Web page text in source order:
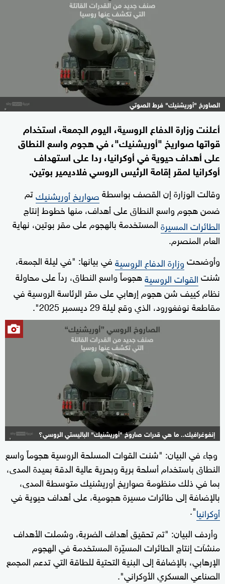
الصاورخ "أوريشنيك" فرط الصوتي
أعلنت وزارة الدفاع الروسية، اليوم الجمعة، استخدام
قواتها صواريخ "أوريشنيك"، في هجوم واسع النطاق
على أهداف حيوية في أوكرانيا، ردا على استهداف
أوكرانيا لمقر إقامة الرئيس الروسي فلاديمير بوتين.
وقالت الوزارة إن القصف بواسطةصواريخ أوريشنيكتم
ضمن هجوم واسع النطاق على أهداف، منها خطوط إنتاج
الطائرات المسيرةالمستخدمة بالهجوم على مقر بوتين، نهاية
العام المنصرم.
وأوضحتوزارة الدفاع الروسيةفي بيانها: "في ليلة الجمعة،
شنتالقوات الروسيةهجوماً واسع النطاق، رداً على محاولة
نظام كييف شن هجوم إرهابي على مقر الرئاسة الروسية في
مقاطعة نوفغورود، الذي وقع ليلة 29 ديسمبر 2025".
إنفوغرافيك.. ما هي قدرات صاروخ "أوريشنيك" الباليستي الروسي؟
1+
وجاء في البيان: "شنت القوات المسلحة الروسية هجوماً واسع
النطاق باستخدام أسلحة برية وبحرية عالية الدقة بعيدة المدى،
بما في ذلك منظومة صواريخ أوريشنيك متوسطة المدى،
بالإضافة إلى طائرات مسيرة هجومية، على أهداف حيوية في
أوكرانيا".
وأردف البيان: "تم تحقيق أهداف الضربة، وشملت الأهداف
منشآت إنتاج الطائرات المسيّرة المستخدمة في الهجوم
الإرهابي، بالإضافة إلى البنية التحتية للطاقة التي تدعم المجمع
الصناعي العسكري الأوكراني".